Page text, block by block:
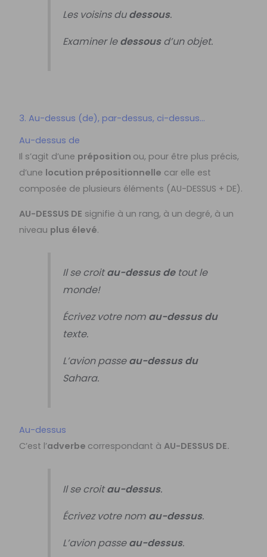
Les voisins dudessous.
Examiner ledessousd’un objet.
3. Au-dessus (de), par-dessus, ci-dessus…
Au-dessus de
Il s’agit d’une préposition ou, pour être plus précis,
d’une locution prépositionnelle car elle est
composée de plusieurs éléments (AU-DESSUS + DE).
AU-DESSUS DE signifie à un rang, à un degré, à un
niveau plus élevé.
Il se croitau-dessus detout le
monde!
Écrivez votre nom au-dessus du
texte.
L’avion passeau-dessus du
Sahara.
Au-dessus
C’est l’adverbe correspondant àAU-DESSUS DE.
Il se croitau-dessus.
Écrivez votre nom au-dessus.
L’avion passeau-dessus.